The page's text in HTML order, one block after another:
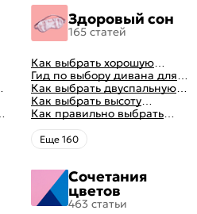
Здоровый сон
165 статей
Как выбрать хорошую
кровать для сна
Гид по выбору дивана для
сна
Как выбрать двуспальную
кровать и матрас
правильно: советы и фото в
интерьере
Как выбрать высоту
матраса
Как правильно выбрать
ортопедический матрас
Eще 160
Сочетания
цветов
463 статьи